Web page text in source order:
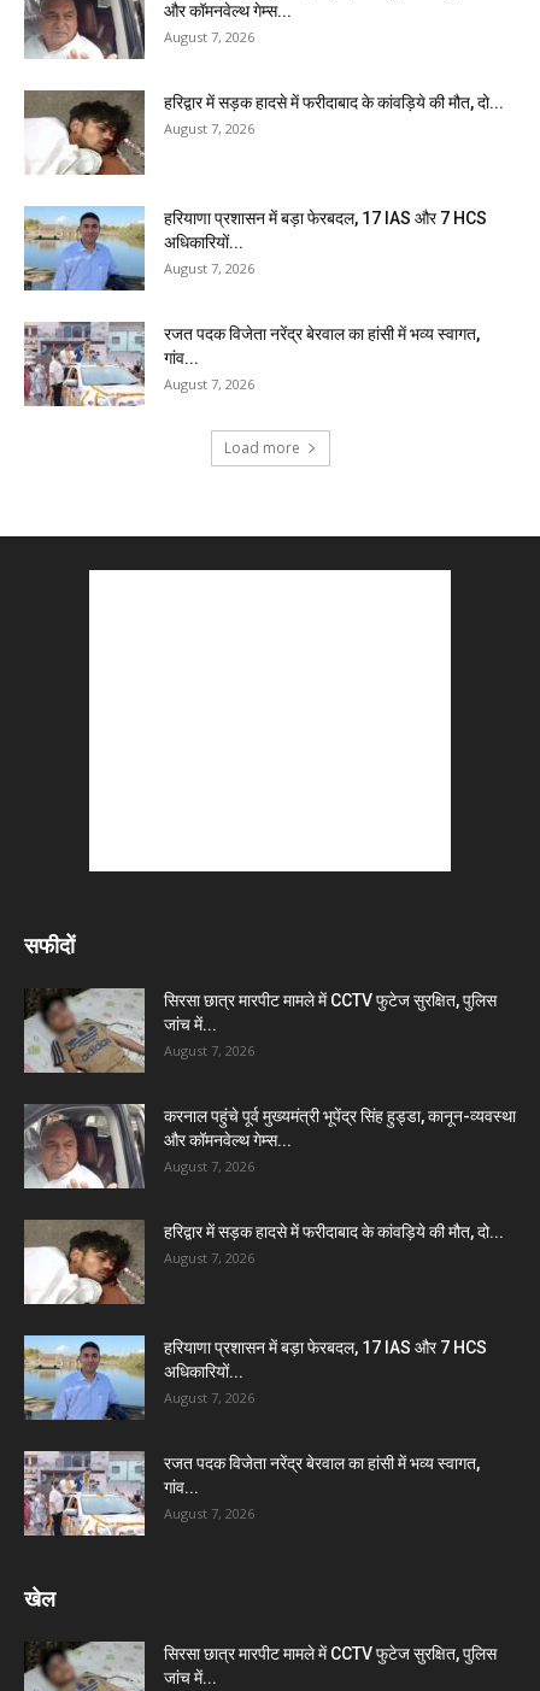
और कॉमनवेल्थ गेम्स...
August 7, 2026
हरिद्वार में सड़क हादसे में फरीदाबाद के कांवड़िये की मौत, दो...
August 7, 2026
हरियाणा प्रशासन में बड़ा फेरबदल, 17 IAS और 7 HCS
अधिकारियों...
August 7, 2026
रजत पदक विजेता नरेंद्र बेरवाल का हांसी में भव्य स्वागत,
गांव...
August 7, 2026
Load more
सफीदों
सिरसा छात्र मारपीट मामले में CCTV फुटेज सुरक्षित, पुलिस
जांच में...
August 7, 2026
करनाल पहुंचे पूर्व मुख्यमंत्री भूपेंद्र सिंह हुड्डा, कानून-व्यवस्था
और कॉमनवेल्थ गेम्स...
August 7, 2026
हरिद्वार में सड़क हादसे में फरीदाबाद के कांवड़िये की मौत, दो...
August 7, 2026
हरियाणा प्रशासन में बड़ा फेरबदल, 17 IAS और 7 HCS
अधिकारियों...
August 7, 2026
रजत पदक विजेता नरेंद्र बेरवाल का हांसी में भव्य स्वागत,
गांव...
August 7, 2026
खेल
सिरसा छात्र मारपीट मामले में CCTV फुटेज सुरक्षित, पुलिस
जांच में...